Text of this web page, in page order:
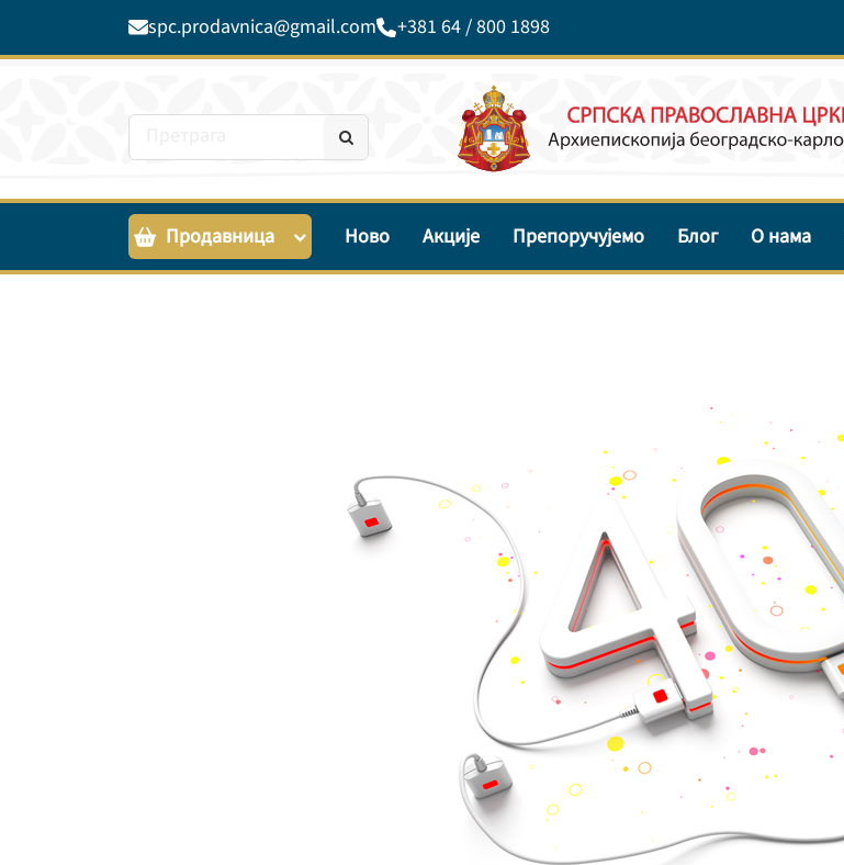
spc.prodavnica@gmail.com +381 64 / 800 1898
Продавница Ново Акције Препоручујемо Блог О нама